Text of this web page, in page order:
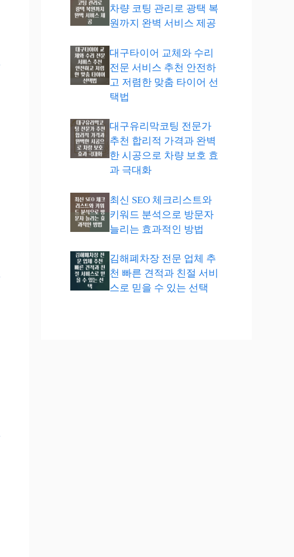
차량 코팅 관리로 광택 복
원까지 완벽 서비스 제공
대구타이어 교체와 수리
전문 서비스 추천 안전하
고 저렴한 맞춤 타이어 선
택법
대구유리막코팅 전문가
추천 합리적 가격과 완벽
한 시공으로 차량 보호 효
과 극대화
최신 SEO 체크리스트와
키워드 분석으로 방문자
늘리는 효과적인 방법
김해폐차장 전문 업체 추
천 빠른 견적과 친절 서비
스로 믿을 수 있는 선택